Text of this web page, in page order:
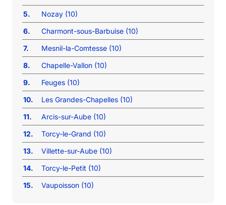
5.
Nozay (10)
6.
Charmont-sous-Barbuise (10)
7.
Mesnil-la-Comtesse (10)
8.
Chapelle-Vallon (10)
9.
Feuges (10)
10.
Les Grandes-Chapelles (10)
11.
Arcis-sur-Aube (10)
12.
Torcy-le-Grand (10)
13.
Villette-sur-Aube (10)
14.
Torcy-le-Petit (10)
15.
Vaupoisson (10)